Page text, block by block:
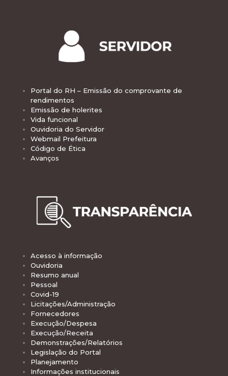
Portal do RH – Emissão do comprovante de
rendimentos
Emissão de holerites
Vida funcional
Ouvidoria do Servidor
Webmail Prefeitura
Código de Ética
Avanços
Acesso à informação
Ouvidoria
Resumo anual
Pessoal
Covid-19
Licitações/Administração
Fornecedores
Execução/Despesa
Execução/Receita
Demonstrações/Relatórios
Legislação do Portal
Planejamento
Informações institucionais